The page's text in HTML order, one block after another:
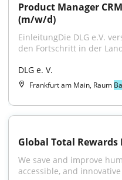
Product Manager
(m/w/d)
EinleitungDie DLG e.V.
den Fortschritt in der
DLG e. V.
Frankfurt am Main, Raum
Global Total
We save and improve
accessible, and